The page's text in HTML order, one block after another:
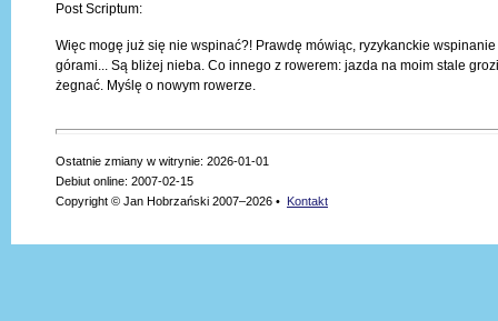
Post Scriptum:
Więc mogę już się nie wspinać?! Prawdę mówiąc, ryzykanckie wspinanie
górami... Są bliżej nieba. Co innego z rowerem: jazda na moim stale
żegnać. Myślę o nowym rowerze.
Ostatnie zmiany w witrynie: 2026-01-01
Debiut online: 2007-02-15
Copyright © Jan Hobrzański 2007–2026 • Kontakt